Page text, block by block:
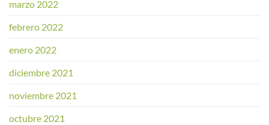
marzo 2022
febrero 2022
enero 2022
diciembre 2021
noviembre 2021
octubre 2021